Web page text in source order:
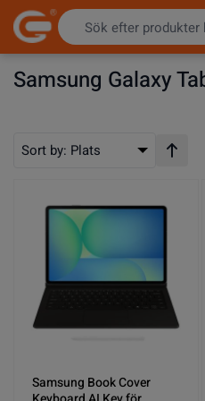
Hoppa till innehållet
Samsung Galaxy
Sort by: Plats
Samsung Book Cover